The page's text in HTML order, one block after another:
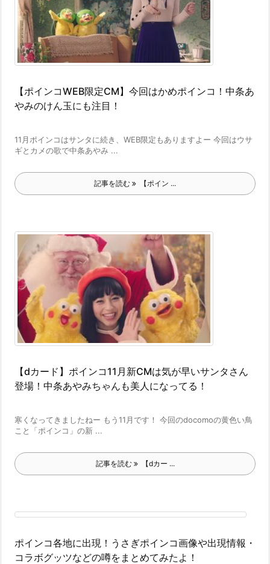
【ポインコWEB限定CM】今回はかめポインコ！中条あ
やみのけん玉にも注目！
11月ポインコはサンタに続き、WEB限定もありますよー 今回はウサ
ギとカメの歌で中条あやみ ...
記事を読む 【ポイン ...
【dカード】ポインコ11月新CMは気が早いサンタさん
登場！中条あやみちゃんも美人になってる！
寒くなってきましたねー もう11月です！ 今回のdocomoの黄色い鳥
こと「ポインコ」の新 ...
記事を読む 【dカー ...
ポインコ各地に出現！うさぎポインコ画像や出現情報・
コラボグッツなどの噂をまとめてみたよ！